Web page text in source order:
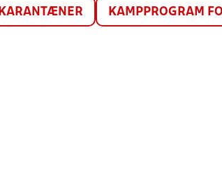
KARANTÆNER KAMPPROGRAM